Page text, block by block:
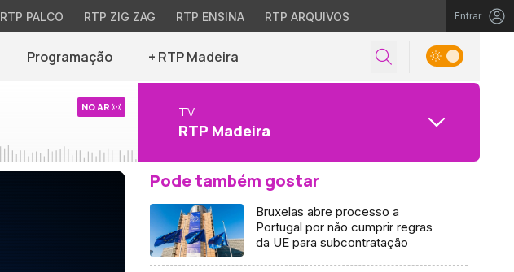
RTP PALCO RTP ZIG ZAG RTP ENSINA RTP ARQUIVOS Entrar
Programação + RTP Madeira
NO AR TV
RTP Madeira
Pode também gostar
Bruxelas abre processo a
Portugal por não cumprir regras
da UE para subcontratação